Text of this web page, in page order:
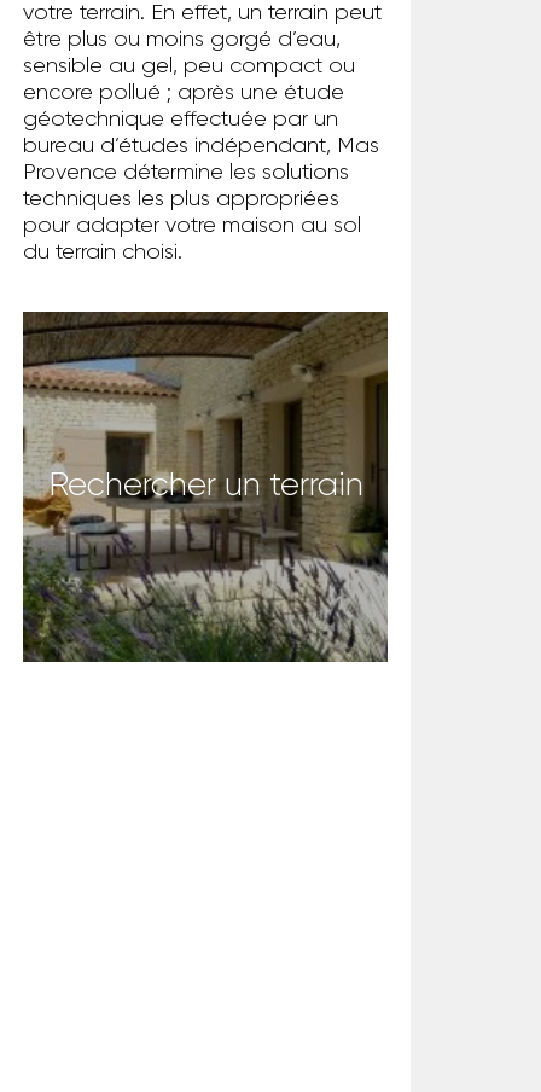
votre terrain. En effet, un terrain peut
être plus ou moins gorgé d’eau,
sensible au gel, peu compact ou
encore pollué ; après une étude
géotechnique effectuée par un
bureau d’études indépendant, Mas
Provence détermine les solutions
techniques les plus appropriées
pour adapter votre maison au sol
du terrain choisi.
Rechercher un terrain